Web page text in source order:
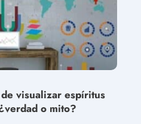
visualizar espíritus
o mito?